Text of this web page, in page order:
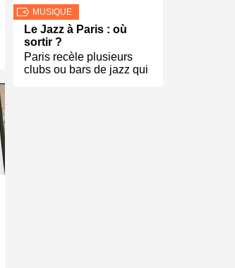
MUSIQUE
Le Jazz à Paris : où
sortir ?
Paris recèle plusieurs
clubs ou bars de jazz qui